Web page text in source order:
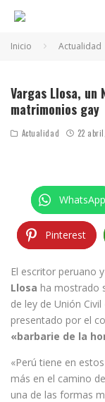
Inicio Actualidad
Vargas Llosa, un
matrimonios gay
Actualidad 22
WhatsApp
Pinterest
El escritor peruano
Llosa ha mostrado
de ley de Unión Civil
presentado por el
«barbarie de la
«Perú tiene en
más en el camino de
una de las formas